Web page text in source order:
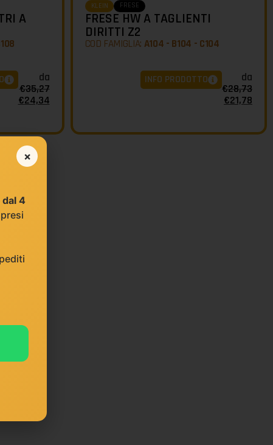
A
da
€35,27
€24,34
KLEIN FRESE
FRESE HW A TAGLIENTI
DIRITTI Z2
COD FAMIGLIA: A104 - B104 - C104
da
€28,73
€21,78
INFO PRODOTTO
×
dal 4